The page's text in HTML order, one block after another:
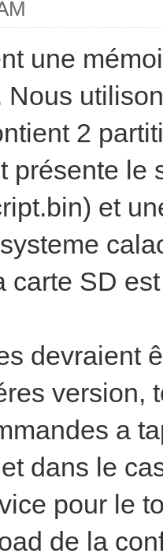
une
Nous
2
présente le
et
carte SD
devraient
version,
a
dans le
pour le
de la